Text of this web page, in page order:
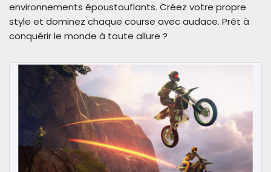
environnements époustouflants. Créez votre propre
style et dominez chaque course avec audace. Prêt à
conquérir le monde à toute allure ?